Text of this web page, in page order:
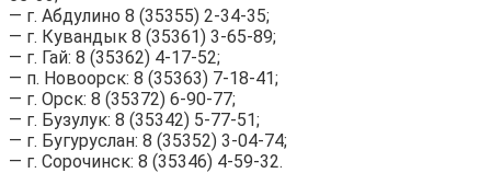
— г. Абдулино 8 (35355) 2-34-35;
— г. Кувандык 8 (35361) 3-65-89;
— г. Гай: 8 (35362) 4-17-52;
— п. Новоорск: 8 (35363) 7-18-41;
— г. Орск: 8 (35372) 6-90-77;
— г. Бузулук: 8 (35342) 5-77-51;
— г. Бугуруслан: 8 (35352) 3-04-74;
— г. Сорочинск: 8 (35346) 4-59-32.